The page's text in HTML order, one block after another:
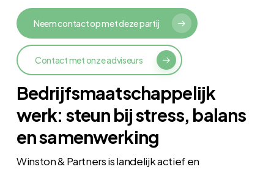
Neem contact op met deze partij
Contact met onze adviseurs
Bedrijfsmaatschappelijk
werk: steun bij stress, balans
en samenwerking
Winston & Partners is landelijk actief en